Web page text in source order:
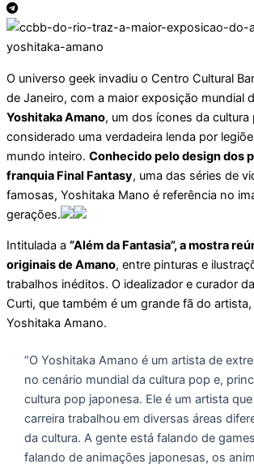
O universo geek invadiu o Centro Cultural
de Janeiro, com a maior exposição mundial
Yoshitaka Amano, um dos ícones da cultura
considerado uma verdadeira lenda por
mundo inteiro. Conhecido pelo design dos
franquia Final Fantasy, uma das séries de
famosas, Yoshitaka Mano é referência no
gerações.
Intitulada a “Além da Fantasia”, a mostra
originais de Amano, entre pinturas e
trabalhos inéditos. O idealizador e curador
Curti, que também é um grande fã do
Yoshitaka Amano.
“O Yoshitaka Amano é um artista de
no cenário mundial da cultura pop e,
cultura pop japonesa. Ele é um artista
carreira trabalhou em diversas áreas
da cultura. A gente está falando de
falando de animações japonesas, os